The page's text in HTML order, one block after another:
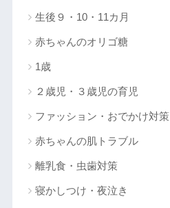
生後９・10・11カ月
赤ちゃんのオリゴ糖
1歳
２歳児・３歳児の育児
ファッション・おでかけ対策
赤ちゃんの肌トラブル
離乳食・虫歯対策
寝かしつけ・夜泣き